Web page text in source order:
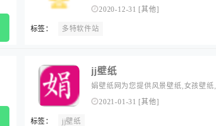
开始,多特软件站只提供绿色、无毒
2020-12-31 [其他]
标签： 多特软件站
jj壁纸
娟壁纸网为您提供风景壁纸,女孩壁
欣赏2021-01-31 [其他]
标签： jj壁纸